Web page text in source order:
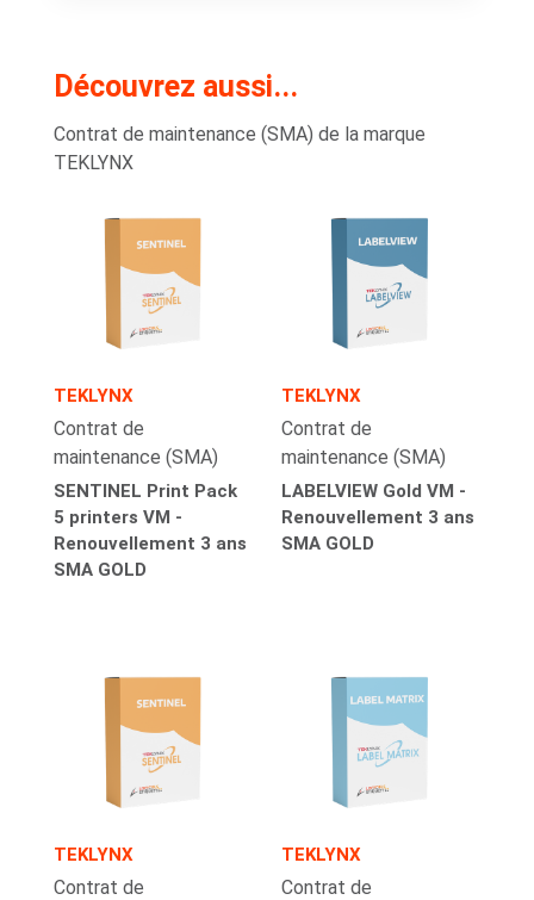
Découvrez aussi...
Contrat de maintenance (SMA) de la marque
TEKLYNX
TEKLYNX
Contrat de
maintenance (SMA)
SENTINEL Print Pack
5 printers VM -
Renouvellement 3 ans
SMA GOLD
TEKLYNX
Contrat de
maintenance (SMA)
LABELVIEW Gold VM -
Renouvellement 3 ans
SMA GOLD
TEKLYNX
Contrat de
TEKLYNX
Contrat de